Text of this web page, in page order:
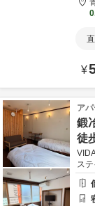
¥
ア
鍛
徒
ステ